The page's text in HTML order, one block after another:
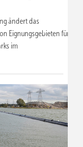
ändert das
Eignungsgebieten für
im